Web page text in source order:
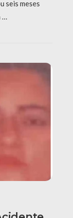
seis meses
…